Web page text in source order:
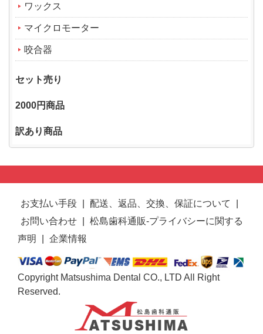
ワックス
マイクロモーター
咬合器
セット売り
2000円商品
訳あり商品
お支払い手段 配送、返品、交換、保証について
お問い合わせ
松島歯科通販-プライバシーに関する
声明
企業情報
Copyright Matsushima Dental CO., LTD All Right
Reserved.